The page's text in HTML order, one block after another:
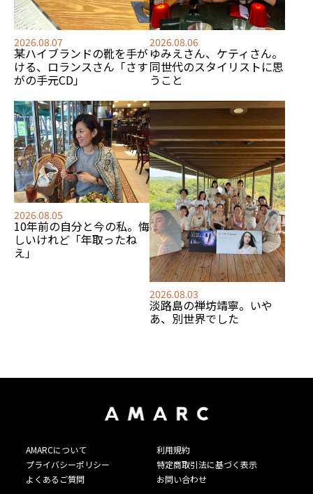
2026.08.07
某ハイブランドの靴を手が
ける、 ロランスさん「さす
がの手元CD」
2026.08.06
ゆみえさん、ケティさん。
同世代のスタイリストに思
うこと
2026.08.05
10年前の自分と今の私。悔
しいけれど「年取ったね
え」
2026.08.03
淡路島の禅坊靖寧。いや
あ、別世界でした
AMARCについて
利用規約
プライバシーポリシー
特定商取引法に基づく表示
よくあるご質問
お問い合わせ